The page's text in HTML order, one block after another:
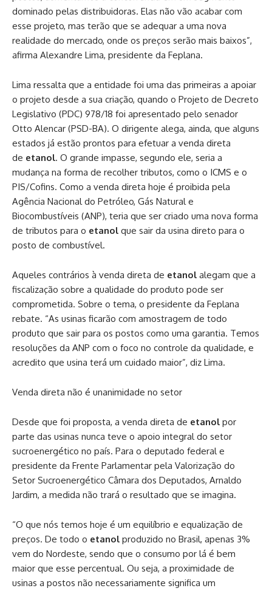
dominado pelas distribuidoras. Elas não vão acabar com
esse projeto, mas terão que se adequar a uma nova
realidade do mercado, onde os preços serão mais baixos”,
afirma Alexandre Lima, presidente da Feplana.
Lima ressalta que a entidade foi uma das primeiras a apoiar
o projeto desde a sua criação, quando o Projeto de Decreto
Legislativo (PDC) 978/18 foi apresentado pelo senador
Otto Alencar (PSD-BA). O dirigente alega, ainda, que alguns
estados já estão prontos para efetuar a venda direta
de etanol. O grande impasse, segundo ele, seria a
mudança na forma de recolher tributos, como o ICMS e o
PIS/Cofins. Como a venda direta hoje é proibida pela
Agência Nacional do Petróleo, Gás Natural e
Biocombustíveis (ANP), teria que ser criado uma nova forma
de tributos para o etanol que sair da usina direto para o
posto de combustível.
Aqueles contrários à venda direta de etanol alegam que a
fiscalização sobre a qualidade do produto pode ser
comprometida. Sobre o tema, o presidente da Feplana
rebate. “As usinas ficarão com amostragem de todo
produto que sair para os postos como uma garantia. Temos
resoluções da ANP com o foco no controle da qualidade, e
acredito que usina terá um cuidado maior”, diz Lima.
Venda direta não é unanimidade no setor
Desde que foi proposta, a venda direta de etanol por
parte das usinas nunca teve o apoio integral do setor
sucroenergético no país. Para o deputado federal e
presidente da Frente Parlamentar pela Valorização do
Setor Sucroenergético Câmara dos Deputados, Arnaldo
Jardim, a medida não trará o resultado que se imagina.
“O que nós temos hoje é um equilíbrio e equalização de
preços. De todo o etanol produzido no Brasil, apenas 3%
vem do Nordeste, sendo que o consumo por lá é bem
maior que esse percentual. Ou seja, a proximidade de
usinas a postos não necessariamente significa um